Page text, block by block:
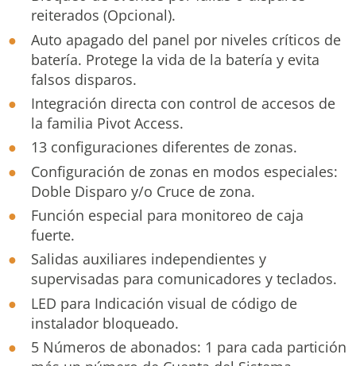
reiterados (Opcional).
Auto apagado del panel por niveles críticos de
batería. Protege la vida de la batería y evita
falsos disparos.
Integración directa con control de accesos de
la familia Pivot Access.
13 configuraciones diferentes de zonas.
Configuración de zonas en modos especiales:
Doble Disparo y/o Cruce de zona.
Función especial para monitoreo de caja
fuerte.
Salidas auxiliares independientes y
supervisadas para comunicadores y teclados.
LED para Indicación visual de código de
instalador bloqueado.
5 Números de abonados: 1 para cada partición